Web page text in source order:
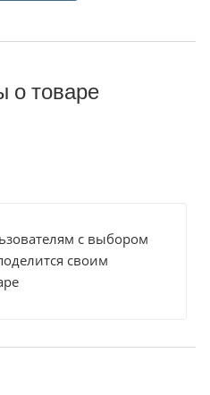
о товаре
с выбором
своим